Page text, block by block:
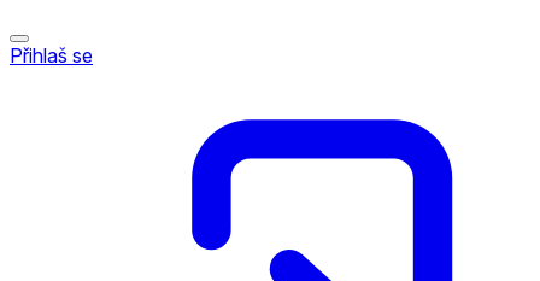
Přihlaš se